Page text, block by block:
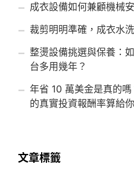
成衣設備如何兼顧機械
裁剪明明準確，成衣水
整燙設備挑選與保養：
台多用幾年？
年省 10 萬美金是真的
的真實投資報酬率算給
文章標籤